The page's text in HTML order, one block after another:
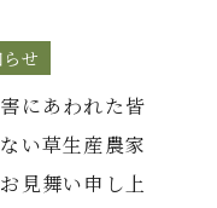
せ
にあわれた皆
い草生産農家
見舞い申し上